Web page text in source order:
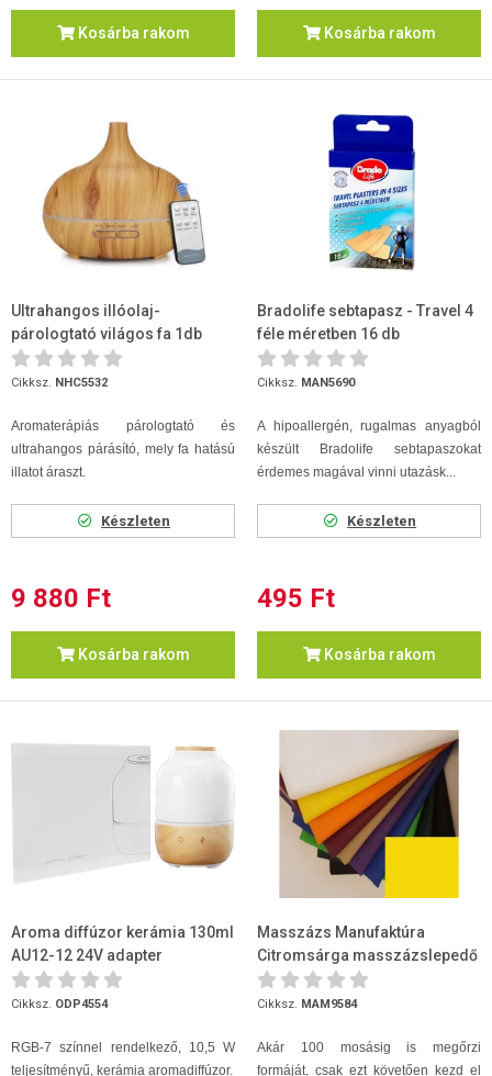
Kosárba rakom Kosárba rakom
Ultrahangos illóolaj-
párologtató világos fa 1db
Cikksz. NHC5532
Aromaterápiás párologtató és
ultrahangos párásító, mely fa hatású
illatot áraszt.
Készleten
9 880 Ft
Kosárba rakom
Bradolife sebtapasz - Travel 4
féle méretben 16 db
Cikksz. MAN5690
A hipoallergén, rugalmas anyagból
készült Bradolife sebtapaszokat
érdemes magával vinni utazásk...
Készleten
495 Ft
Kosárba rakom
Aroma diffúzor kerámia 130ml
AU12-12 24V adapter
Cikksz. ODP4554
RGB-7 színnel rendelkező, 10,5 W
teljesítményű, kerámia aromadiffúzor.
Masszázs Manufaktúra
Citromsárga masszázslepedő
80 x 200
Cikksz. MAM9584
Akár 100 mosásig is megőrzi
formáját, csak ezt követően kezd el